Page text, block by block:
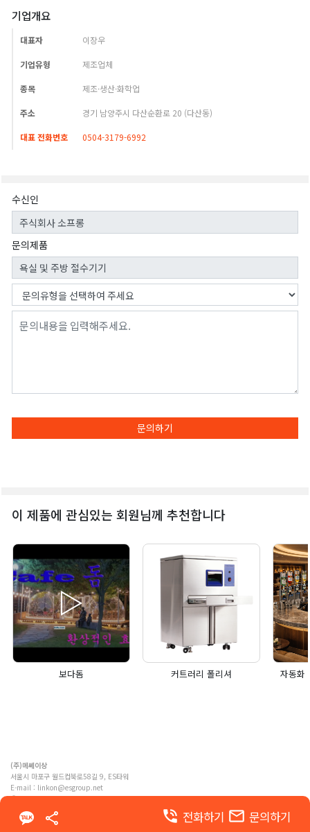
기업개요
대표자 이장우
기업유형 제조업체
종목 제조·생산·화학업
주소 경기 남양주시 다산순환로 20 (다산동)
대표 전화번호 0504-3179-6992
수신인
문의제품
문의하기
이 제품에 관심있는 회원님께 추천합니다
보다돔 커트러리 폴리셔 자동화
phone_in_talk 전화하기 email 문의하기
(주)메쎄이상
서울시 마포구 월드컵북로58길 9, ES타워
E-mail : linkon@esgroup.net
ⓒ MESSE ESANG. Co., Ltd. ALL RIGHTS RESERVED
이용약관